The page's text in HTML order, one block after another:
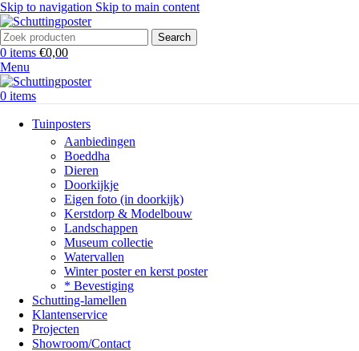
Skip to navigation Skip to main content
Search
0 items €0,00
Menu
0 items
Tuinposters
Aanbiedingen
Boeddha
Dieren
Doorkijkje
Eigen foto (in doorkijk)
Kerstdorp & Modelbouw
Landschappen
Museum collectie
Watervallen
Winter poster en kerst poster
* Bevestiging
Schutting-lamellen
Klantenservice
Projecten
Showroom/Contact